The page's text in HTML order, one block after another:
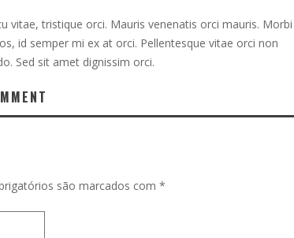
vitae, tristique orci. Mauris venenatis orci mauris. Morbi
id semper mi ex at orci. Pellentesque vitae orci non
Sed sit amet dignissim orci.
são marcados com *